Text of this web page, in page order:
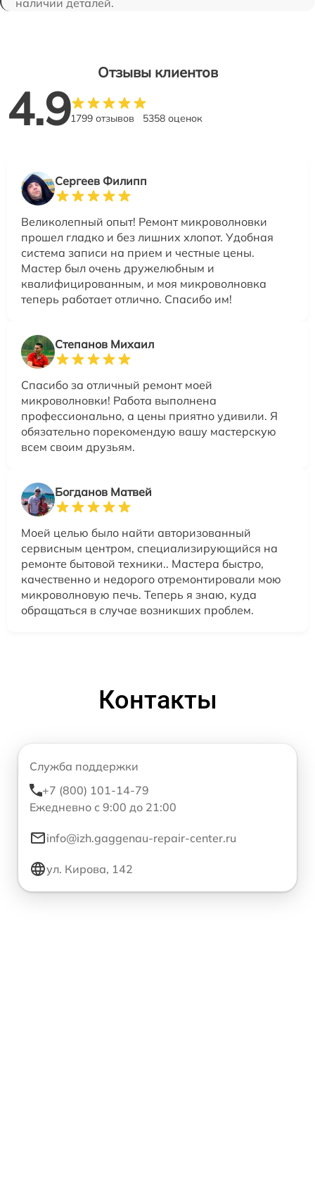
наличии деталей.
Отзывы клиентов
4.91799 отзывов 5358 оценок
Сергеев Филипп
Великолепный опыт! Ремонт микроволновки
прошел гладко и без лишних хлопот. Удобная
система записи на прием и честные цены.
Мастер был очень дружелюбным и
квалифицированным, и моя микроволновка
теперь работает отлично. Спасибо им!
Степанов Михаил
Спасибо за отличный ремонт моей
микроволновки! Работа выполнена
профессионально, а цены приятно удивили. Я
обязательно порекомендую вашу мастерскую
всем своим друзьям.
Богданов Матвей
Моей целью было найти авторизованный
сервисным центром, специализирующийся на
ремонте бытовой техники.. Мастера быстро,
качественно и недорого отремонтировали мою
микроволновую печь. Теперь я знаю, куда
обращаться в случае возникших проблем.
Контакты
Служба поддержки
+7 (800) 101-14-79
Ежедневно с 9:00 до 21:00
info@izh.gaggenau-repair-center.ru
ул. Кирова, 142